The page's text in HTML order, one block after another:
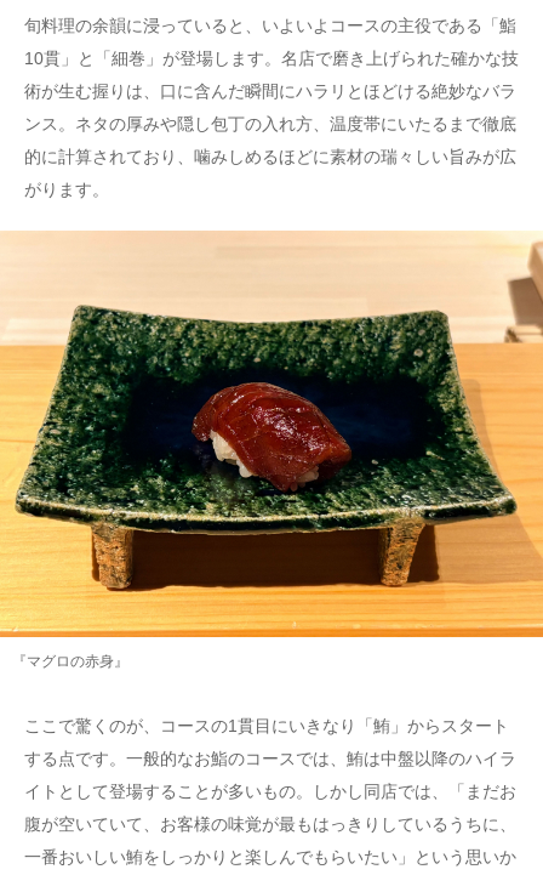
旬料理の余韻に浸っていると、いよいよコースの主役である「鮨
10貫」と「細巻」が登場します。名店で磨き上げられた確かな技
術が生む握りは、口に含んだ瞬間にハラリとほどける絶妙なバラ
ンス。ネタの厚みや隠し包丁の入れ方、温度帯にいたるまで徹底
的に計算されており、噛みしめるほどに素材の瑞々しい旨みが広
がります。
『マグロの赤身』
ここで驚くのが、コースの1貫目にいきなり「鮪」からスタート
する点です。一般的なお鮨のコースでは、鮪は中盤以降のハイラ
イトとして登場することが多いもの。しかし同店では、「まだお
腹が空いていて、お客様の味覚が最もはっきりしているうちに、
一番おいしい鮪をしっかりと楽しんでもらいたい」という思いか